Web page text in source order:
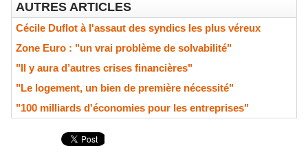
AUTRES ARTICLES
Cécile Duflot à l'assaut des syndics les plus véreux
Zone Euro : "un vrai problème de solvabilité"
"Il y aura d’autres crises financières"
"Le logement, un bien de première nécessité"
"100 milliards d'économies pour les entreprises"